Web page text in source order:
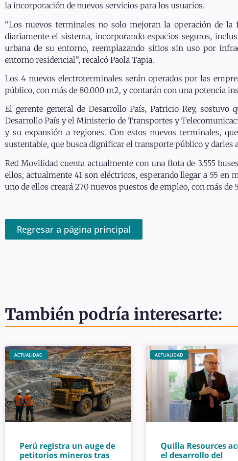
la incorporación de nuevos servicios para los usuarios.
“Los nuevos terminales no solo mejoran la operación de
diariamente el sistema, incorporando espacios seguros,
urbana de su entorno, reemplazando sitios sin uso por
entorno residencial”, recalcó Paola Tapia.
Los 4 nuevos electroterminales serán operados por las
público, con más de 80.000 m2, y contarán con una potencia
El gerente general de Desarrollo País, Patricio Rey,
Desarrollo País y el Ministerio de Transportes y
y su expansión a regiones. Con estos nuevos terminales,
sustentable, que busca dignificar el transporte público y darles
Red Movilidad cuenta actualmente con una flota de 3.555
ellos, actualmente 41 son eléctricos, esperando llegar a 55 en
uno de ellos creará 270 nuevos puestos de empleo, con más
Regresar a página principal
También podría interesarte:
ACTUALIDAD
Perú registra un auge de
petitorios mineros tras
ACTUALIDAD
Quilla Resources
el desarrollo del